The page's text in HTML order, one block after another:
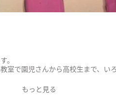
。
室で園児さんから高校生まで、い
もっと見る